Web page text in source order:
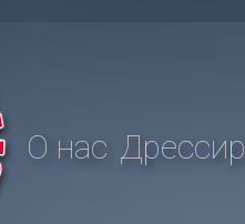
О нас